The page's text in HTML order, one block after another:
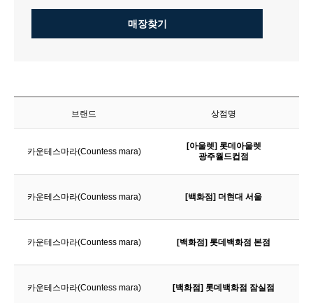
매장찾기
브랜드 상점명
카운테스마라(Countess mara)
[아울렛] 롯데아울렛
광주월드컵점
카운테스마라(Countess mara) [백화점] 더현대 서울
카운테스마라(Countess mara) [백화점] 롯데백화점 본점
카운테스마라(Countess mara) [백화점] 롯데백화점 잠실점